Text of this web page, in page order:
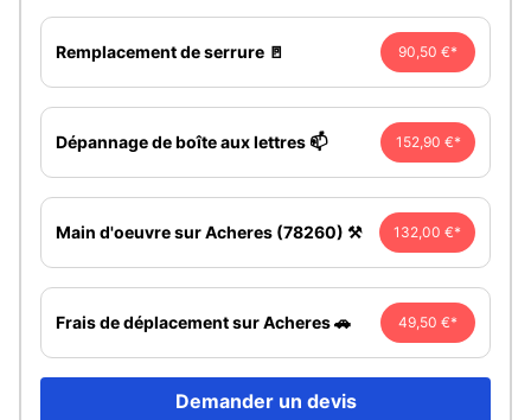
Remplacement de serrure 🚪 90,50 €*
Dépannage de boîte aux lettres 📫 152,90 €*
Main d'oeuvre sur Acheres (78260) ⚒️ 132,00 €*
Frais de déplacement sur Acheres 🚗 49,50 €*
Demander un devis